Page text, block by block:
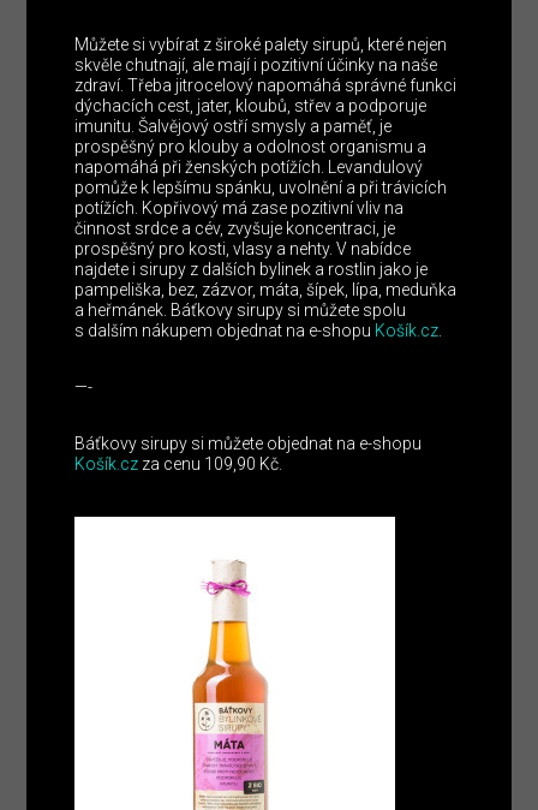
Můžete si vybírat z široké palety sirupů, které nejen
skvěle chutnají, ale mají i pozitivní účinky na naše
zdraví. Třeba jitrocelový napomáhá správné funkci
dýchacích cest, jater, kloubů, střev a podporuje
imunitu. Šalvějový ostří smysly a paměť, je
prospěšný pro klouby a odolnost organismu a
napomáhá při ženských potížích. Levandulový
pomůže k lepšímu spánku, uvolnění a při trávicích
potížích. Kopřivový má zase pozitivní vliv na
činnost srdce a cév, zvyšuje koncentraci, je
prospěšný pro kosti, vlasy a nehty. V nabídce
najdete i sirupy z dalších bylinek a rostlin jako je
pampeliška, bez, zázvor, máta, šípek, lípa, meduňka
a heřmánek. Báťkovy sirupy si můžete spolu
s dalším nákupem objednat na e-shopu Košík.cz
—-
Báťkovy sirupy si můžete objednat na e-shopu
Košík.cz za cenu 109,90 Kč.